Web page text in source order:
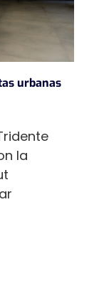
urbanas
la